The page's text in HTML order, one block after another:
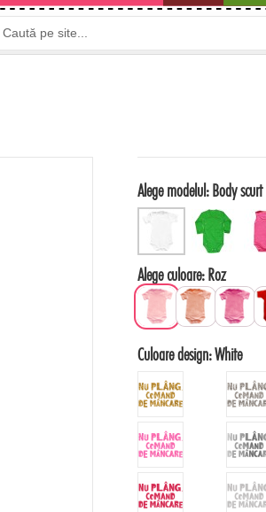
Alege modelul:Body scurt
Alege culoare:Roz
Culoare design:White